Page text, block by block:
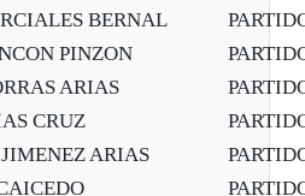
BERNAL
PINZON
ARIAS
CRUZ
ARIAS